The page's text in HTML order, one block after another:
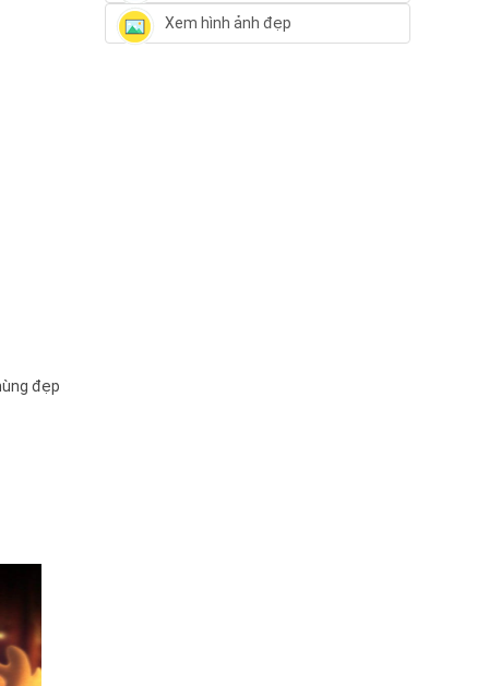
đẹp
Xem hình ảnh đẹp